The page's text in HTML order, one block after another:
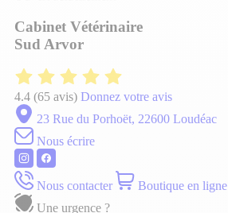
Cabinet Vétérinaire
Sud Arvor
4.4 (65 avis) Donnez votre avis
23 Rue du Porhoët, 22600 Loudéac
Nous écrire
Nous contacter
Boutique en ligne
Une urgence ?